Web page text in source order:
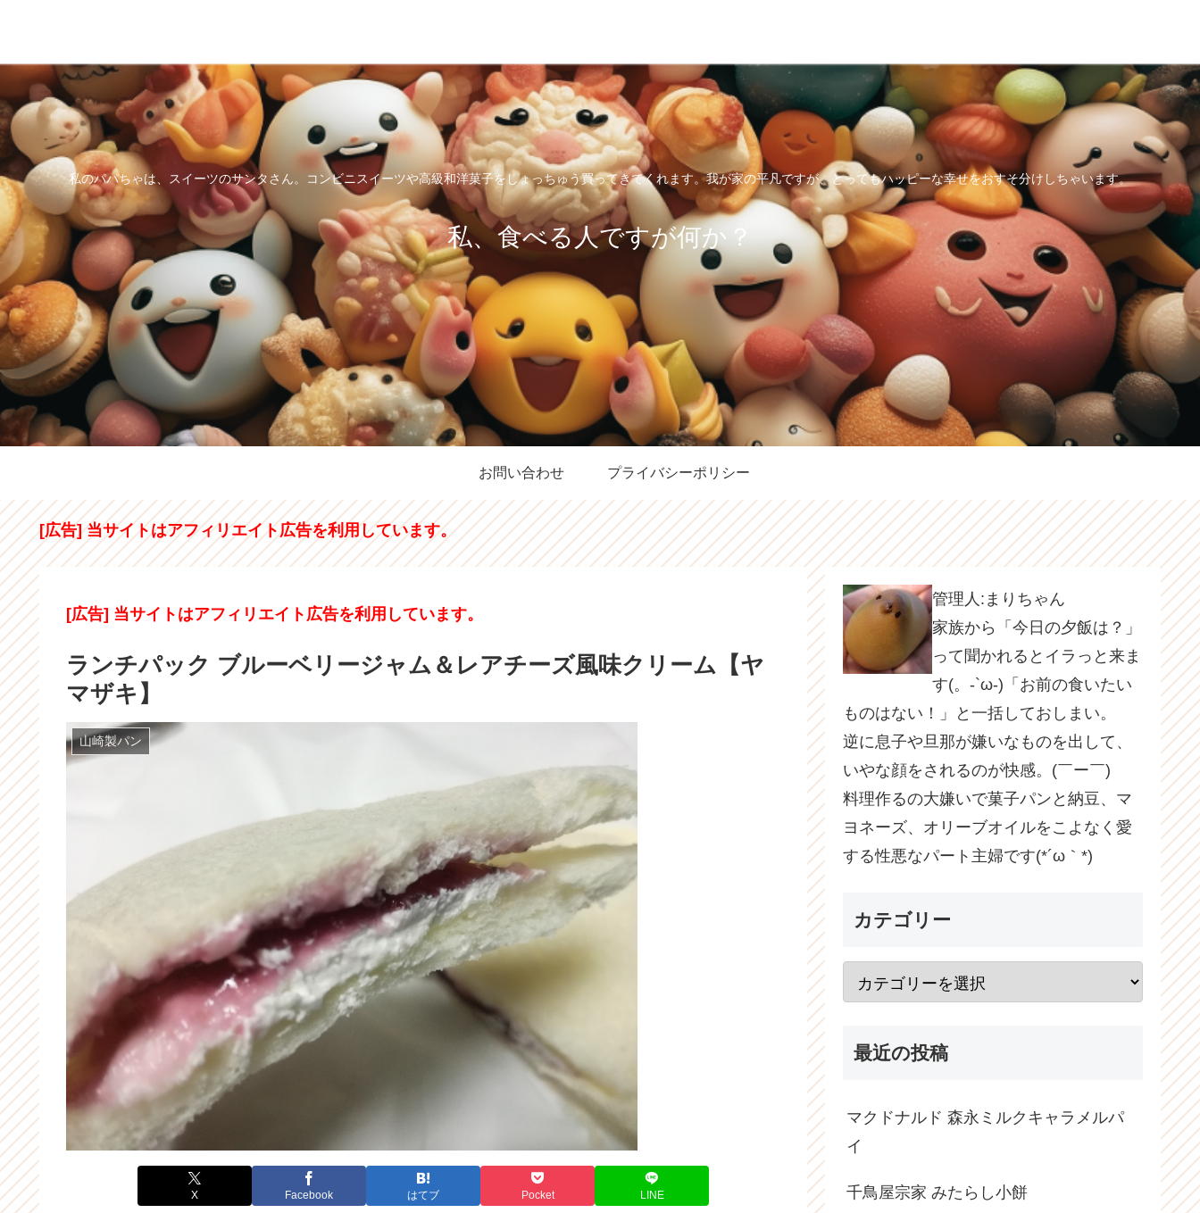
私のパパちゃは、スイーツのサンタさん。コンビニスイーツや高級和洋菓子をしょっちゅう買ってきてくれます。我が家の平凡ですが、とってもハッピーな幸せをおすそ分けしちゃいます。
私、食べる人ですが何か？
お問い合わせ プライバシーポリシー
[広告] 当サイトはアフィリエイト広告を利用しています。
[広告] 当サイトはアフィリエイト広告を利用しています。
ランチパック ブルーベリージャム＆レアチーズ風味クリーム【ヤ
マザキ】
山崎製パン
X Facebook はてブ Pocket LINE
管理人:まりちゃん
家族から「今日の夕飯は？」
って聞かれるとイラっと来ま
す(。-`ω-)「お前の食いたい
ものはない！」と一括しておしまい。
逆に息子や旦那が嫌いなものを出して、
いやな顔をされるのが快感。(￣ー￣)
料理作るの大嫌いで菓子パンと納豆、マ
ヨネーズ、オリーブオイルをこよなく愛
する性悪なパート主婦です(*´ω｀*)
カテゴリー
最近の投稿
マクドナルド 森永ミルクキャラメルパ
イ
千鳥屋宗家 みたらし小餅